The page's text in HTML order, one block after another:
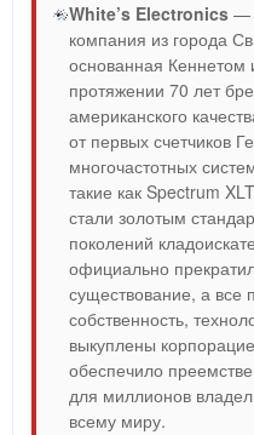
White’s Electronics —
компания из города
основанная
протяжении 70 лет
американского
от первых счетчиков
многочастотных
такие как Spectrum
стали золотым
поколений
официально
существование, а все
собственность,
выкуплены
обеспечило
для миллионов
всему миру.